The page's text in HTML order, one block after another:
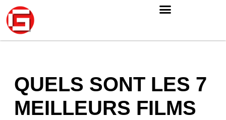
QUELS SONT LES 7
MEILLEURS FILMS